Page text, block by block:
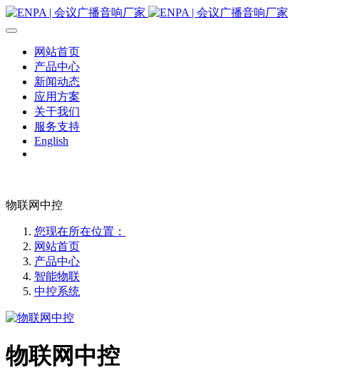
网站首页
产品中心
新闻动态
应用方案
关于我们
服务支持
English
物联网中控
您现在所在位置：
网站首页
产品中心
智能物联
中控系统
物联网中控